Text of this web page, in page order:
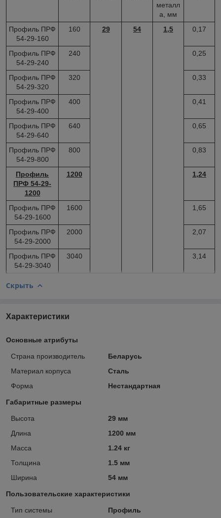
металл
а, мм
Профиль ПРФ
54-29-160
160 29 54 1,5 0,17
Профиль ПРФ
54-29-240
240 0,25
Профиль ПРФ
54-29-320
320 0,33
Профиль ПРФ
54-29-400
400 0,41
Профиль ПРФ
54-29-640
640 0,65
Профиль ПРФ
54-29-800
800 0,83
Профиль
ПРФ 54-29-
1200
1200 1,24
Профиль ПРФ
54-29-1600
1600 1,65
Профиль ПРФ
54-29-2000
2000 2,07
Профиль ПРФ
54-29-3040
3040 3,14
Скрыть
Характеристики
Основные атрибуты
Страна производитель
Беларусь
Материал корпуса
Сталь
Форма
Нестандартная
Габаритные размеры
Высота
29 мм
Длина
1200 мм
Масса
1.24 кг
Толщина
1.5 мм
Ширина
54 мм
Пользовательские характеристики
Тип системы Профиль